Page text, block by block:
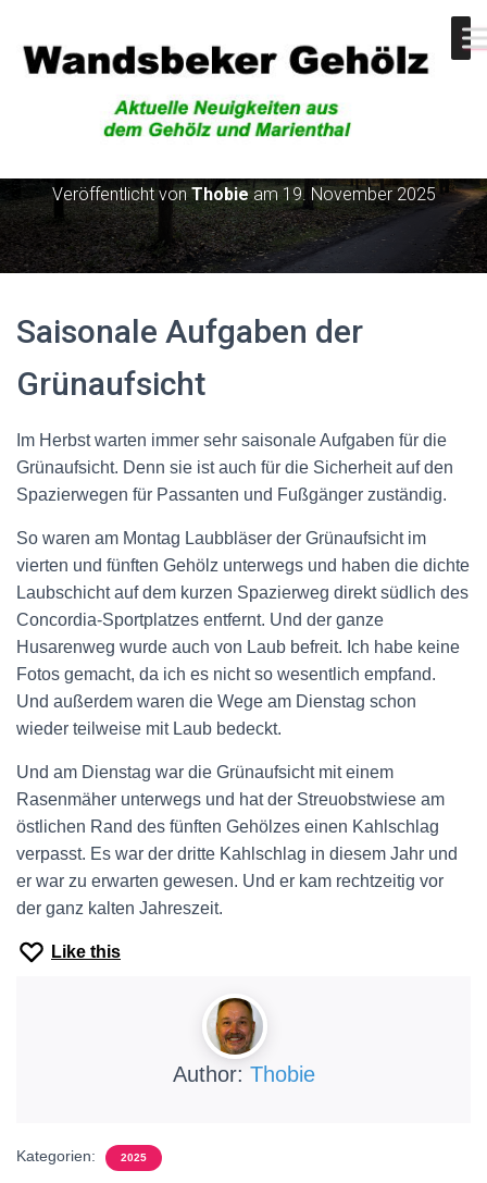
Veröffentlicht vonThobieam19. November 2025
Saisonale Aufgaben der
Grünaufsicht
Im Herbst warten immer sehr saisonale Aufgaben für die
Grünaufsicht. Denn sie ist auch für die Sicherheit auf den
Spazierwegen für Passanten und Fußgänger zuständig.
So waren am Montag Laubbläser der Grünaufsicht im
vierten und fünften Gehölz unterwegs und haben die dichte
Laubschicht auf dem kurzen Spazierweg direkt südlich des
Concordia-Sportplatzes entfernt. Und der ganze
Husarenweg wurde auch von Laub befreit. Ich habe keine
Fotos gemacht, da ich es nicht so wesentlich empfand.
Und außerdem waren die Wege am Dienstag schon
wieder teilweise mit Laub bedeckt.
Und am Dienstag war die Grünaufsicht mit einem
Rasenmäher unterwegs und hat der Streuobstwiese am
östlichen Rand des fünften Gehölzes einen Kahlschlag
verpasst. Es war der dritte Kahlschlag in diesem Jahr und
er war zu erwarten gewesen. Und er kam rechtzeitig vor
der ganz kalten Jahreszeit.
Like this
Author: Thobie
Kategorien: 2025